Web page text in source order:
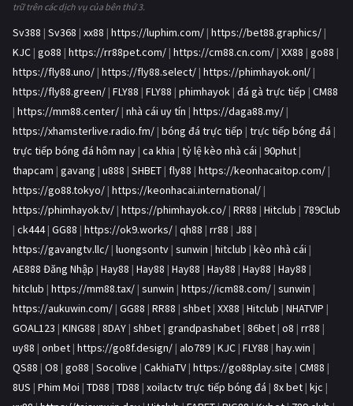
trữ trên các dịch vụ của bên thứ 3.
Sv388 | Sv368 | xx88 | https://luphim.com/ | https://bet88.graphics/ |
KJC | go88 | https://rr88pet.com/ | https://cm88.cn.com/ | XX88 | go88 |
https://fly88.uno/ | https://fly88.select/ | https://phimhayok.onl/ |
https://fly88.green/ | FLY88 | FLY88 | phimhayok | đá gà trực tiếp | CM88
| https://mm88.center/ | nhà cái uy tín | https://daga88.my/ |
https://xhamsterlive.radio.fm/ | bóng đá trực tiếp | trực tiếp bóng đá |
trực tiếp bóng đá hôm nay | ca khia | tỷ lệ kèo nhà cái | 90phut |
thapcam | gavang | u888 | SHBET | fly88 | https://keonhacaitop.com/ |
https://go88.tokyo/ | https://keonhacai.international/ |
https://phimhayok.tv/ | https://phimhayok.co/ | RR88 | Hitclub | 789Club
| ck444| GG88 | https://ok9.works/ | qh88 | rr88 | J88 |
https://gavangtv.llc/ | luongsontv | sunwin | hitclub | kèo nhà cái |
AE888 Đăng Nhập | Hay88 | Hay88 | Hay88 | Hay88 | Hay88 | Hay88 |
hitclub | https://mm88.tax/ | sunwin | https://icm88.com/ | sunwin |
https://aukuwin.com/ | GG88 | RR88 | shbet | XX88 | Hitclub | NHATVIP |
GOAL123 | KING88 | 8DAY | shbet | grandpashabet | 86bet | o8 | rr88 |
uy88 | onbet | https://go8f.design/ | alo789 | KJC | FLY88 | hay.win |
QS88 | O8 | go88 | Socolive | CakhiaTV | https://go88play.site | CM88 |
8US | Phim Moi | TD88 | TD88 | xoilactv trực tiếp bóng đá | 8x bet | kjc |